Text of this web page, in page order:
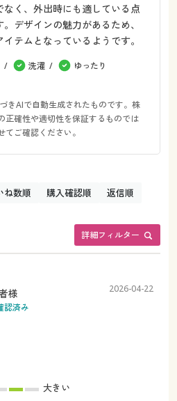
く、外出時にも適している点
デザインの魅力があるため、
テムとなっているようです。
洗濯
ゆったり
きAIで自動生成されたものです。株
正確性や適切性を保証するものでは
ご確認ください。
詳細フィルター
ね数順 購入確認順
返信順
様
認済み
2026-04-22
大きい